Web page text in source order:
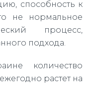
способность к
не нормальное
процесс,
подхода.
количество
растет на